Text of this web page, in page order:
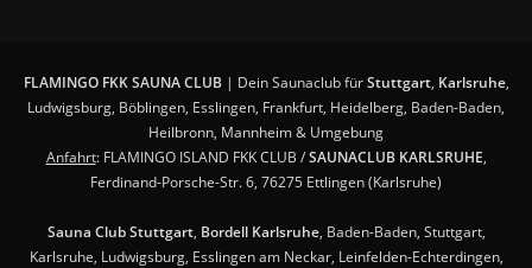
FLAMINGO FKK SAUNA CLUB| Dein Saunaclub fürStuttgart, Karlsruhe,
Ludwigsburg, Böblingen, Esslingen, Frankfurt, Heidelberg, Baden-Baden,
Heilbronn, Mannheim & Umgebung
Anfahrt: FLAMINGO ISLAND FKK CLUB /SAUNACLUB KARLSRUHE,
Ferdinand-Porsche-Str. 6, 76275 Ettlingen (Karlsruhe)
Sauna Club Stuttgart, Bordell Karlsruhe, Baden-Baden, Stuttgart,
Karlsruhe, Ludwigsburg, Esslingen am Neckar, Leinfelden-Echterdingen,